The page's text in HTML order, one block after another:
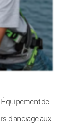
Équipement de
d’ancrage aux